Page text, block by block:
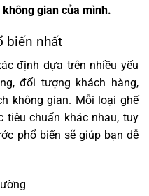
gian của mình.
biến nhất
định dựa trên nhiều yếu
đối tượng khách hàng,
không gian. Mỗi loại ghế
tiêu chuẩn khác nhau, tuy
phổ biến sẽ giúp bạn dễ